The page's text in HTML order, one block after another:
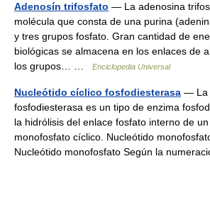
Adenosín trifosfato — La adenosina
molécula que consta de una purina
y tres grupos fosfato. Gran cantidad de
biológicas se almacena en los enlaces de
los grupos… …
Enciclopedia Universal
Nucleótido cíclico fosfodiesterasa — La
fosfodiesterasa es un tipo de enzima
la hidrólisis del enlace fosfato interno de
monofosfato cíclico. Nucleótido
Nucleótido monofosfato Según la